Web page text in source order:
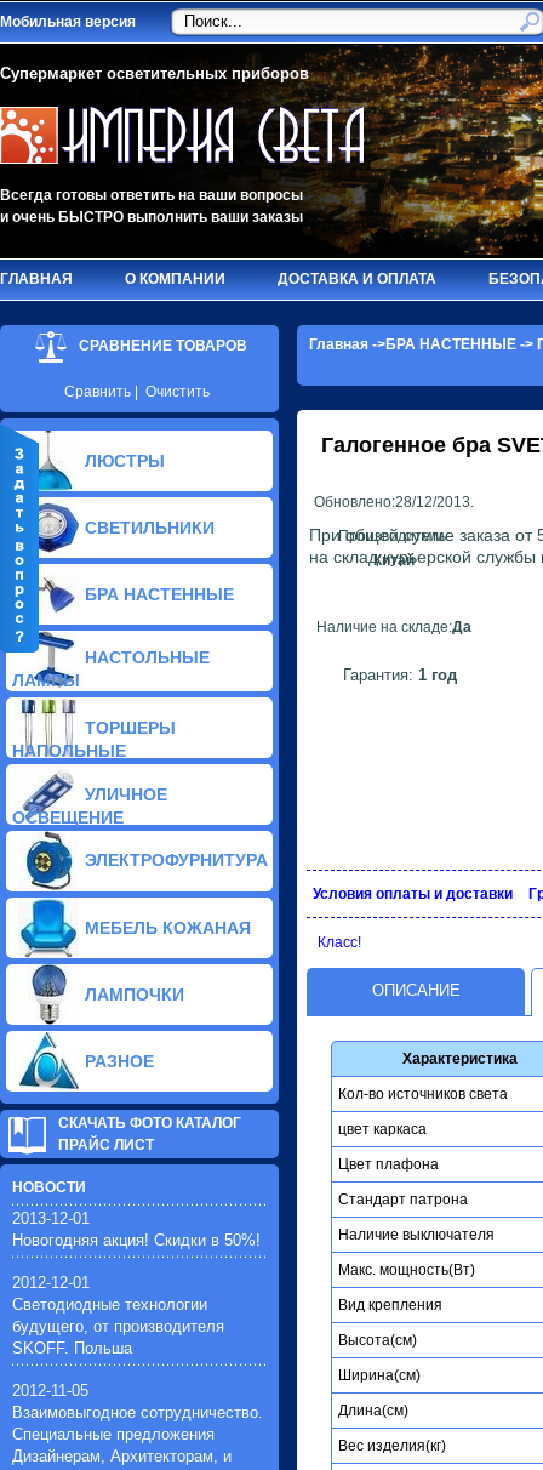
Мобильная версия
Супермаркет осветительных приборов
Всегда готовы ответить на ваши вопросы
и очень БЫСТРО выполнить ваши заказы
ГЛАВНАЯ О КОМПАНИИ ДОСТАВКА И ОПЛАТА
Главная ->БРА НАСТЕННЫЕ ->
Галогенное бра
Обновлено:28/12/2013.
Производитель:
Китай
Наличие на складе:Да
Гарантия: 1 год
При общей сумме заказа от
на склад курьерской
Условия оплаты и доставки
Класс!
ОПИСАНИЕ
Характеристика
Кол-во источников света
цвет каркаса
Цвет плафона
Стандарт патрона
Наличие выключателя
Макc. мощность(Вт)
Вид крепления
Высота(см)
Ширина(см)
Длина(см)
Вес изделия(кг)
СРАВНЕНИЕ ТОВАРОВ
Сравнить Очистить
ЛЮСТРЫ
СВЕТИЛЬНИКИ
БРА НАСТЕННЫЕ
Классические бра(53)
Современные бра(2)
Стеклянные бра(146)
Тиффани бра(7)
Галогенные бра(19)
Хрустальные бра(5)
Светодиодные бра(2)
Декоративные бра(212)
НАСТОЛЬНЫЕ
ЛАМПЫ
ТОРШЕРЫ
НАПОЛЬНЫЕ
УЛИЧНОЕ
ОСВЕЩЕНИЕ
ЭЛЕКТРОФУРНИТУРА
МЕБЕЛЬ КОЖАНАЯ
ЛАМПОЧКИ
РАЗНОЕ
СКАЧАТЬ ФОТО КАТАЛОГ
ПРАЙС ЛИСТ
НОВОСТИ
2013-12-01
Новогодняя акция! Скидки в 50%!
2012-12-01
Светодиодные технологии
будущего, от производителя
SKOFF. Польша
2012-11-05
Взаимовыгодное сотрудничество.
Специальные предложения
Дизайнерам, Архитекторам, и